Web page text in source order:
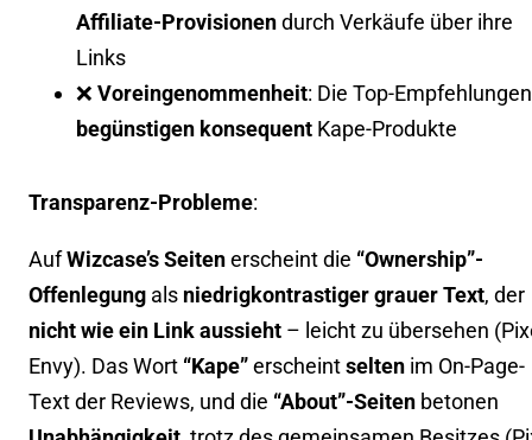
Affiliate-Provisionendurch Verkäufe über ihre
Links
❌ Voreingenommenheit: Die Top-Empfehlungen
begünstigen konsequent Kape-Produkte
Transparenz-Probleme:
AufWizcase’s Seitenerscheint die “Ownership”-
Offenlegung als niedrigkontrastiger grauer Text, der
nicht wie ein Link aussieht – leicht zu übersehen (
Envy). Das Wort “Kape”erscheintselten im On-Page-
Text der Reviews, und die “About”-Seiten betonen